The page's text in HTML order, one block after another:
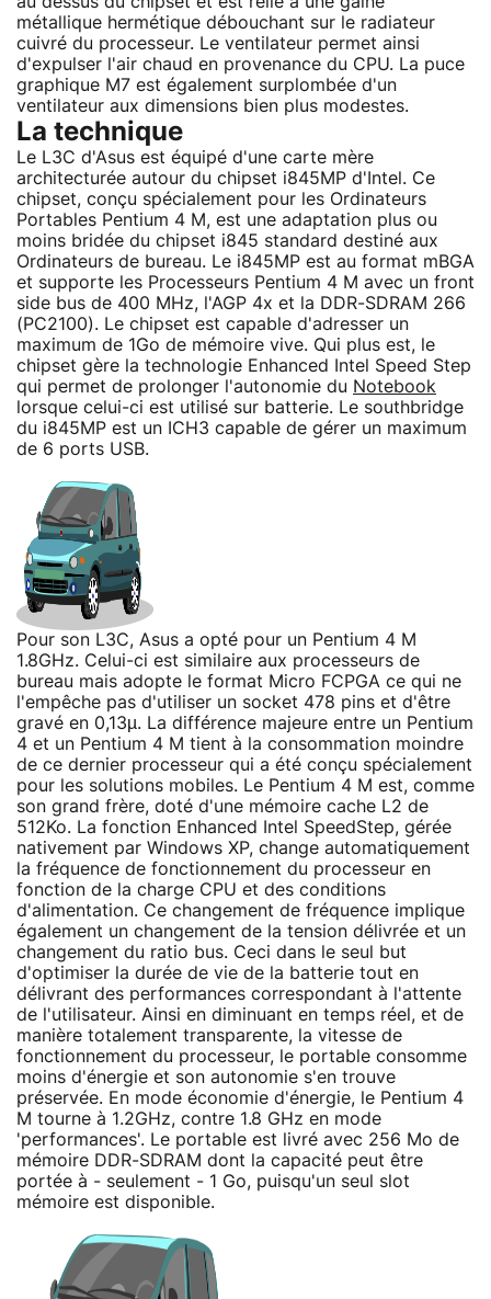
métallique hermétique débouchant sur le radiateur
cuivré du processeur. Le ventilateur permet ainsi
d'expulser l'air chaud en provenance du CPU. La puce
graphique M7 est également surplombée d'un
ventilateur aux dimensions bien plus modestes.
La technique
Le L3C d'Asus est équipé d'une carte mère
architecturée autour du chipset i845MP d'Intel. Ce
chipset, conçu spécialement pour les Ordinateurs
Portables Pentium 4 M, est une adaptation plus ou
moins bridée du chipset i845 standard destiné aux
Ordinateurs de bureau. Le i845MP est au format mBGA
et supporte les Processeurs Pentium 4 M avec un front
side bus de 400 MHz, l'AGP 4x et la DDR-SDRAM 266
(PC2100). Le chipset est capable d'adresser un
maximum de 1Go de mémoire vive. Qui plus est, le
chipset gère la technologie Enhanced Intel Speed Step
qui permet de prolonger l'autonomie du Notebook
lorsque celui-ci est utilisé sur batterie. Le southbridge
du i845MP est un ICH3 capable de gérer un maximum
de 6 ports USB.
Pour son L3C, Asus a opté pour un Pentium 4 M
1.8GHz. Celui-ci est similaire aux processeurs de
bureau mais adopte le format Micro FCPGA ce qui ne
l'empêche pas d'utiliser un socket 478 pins et d'être
gravé en 0,13µ. La différence majeure entre un Pentium
4 et un Pentium 4 M tient à la consommation moindre
de ce dernier processeur qui a été conçu spécialement
pour les solutions mobiles. Le Pentium 4 M est, comme
son grand frère, doté d'une mémoire cache L2 de
512Ko. La fonction Enhanced Intel SpeedStep, gérée
nativement par Windows XP, change automatiquement
la fréquence de fonctionnement du processeur en
fonction de la charge CPU et des conditions
d'alimentation. Ce changement de fréquence implique
également un changement de la tension délivrée et un
changement du ratio bus. Ceci dans le seul but
d'optimiser la durée de vie de la batterie tout en
délivrant des performances correspondant à l'attente
de l'utilisateur. Ainsi en diminuant en temps réel, et de
manière totalement transparente, la vitesse de
fonctionnement du processeur, le portable consomme
moins d'énergie et son autonomie s'en trouve
préservée. En mode économie d'énergie, le Pentium 4
M tourne à 1.2GHz, contre 1.8 GHz en mode
'performances'. Le portable est livré avec 256 Mo de
mémoire DDR-SDRAM dont la capacité peut être
portée à - seulement - 1 Go, puisqu'un seul slot
mémoire est disponible.